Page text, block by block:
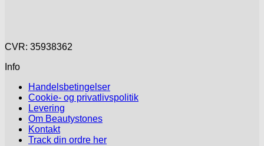
CVR: 35938362
Info
Handelsbetingelser
Cookie- og privatlivspolitik
Levering
Om Beautystones
Kontakt
Track din ordre her